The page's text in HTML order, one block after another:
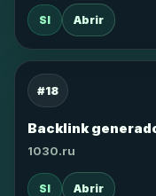
SI Abrir
#18
Backlink
1030.ru
SI Abrir